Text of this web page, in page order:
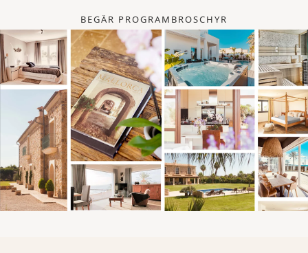
BEGÄR PROGRAMBROSCHYR